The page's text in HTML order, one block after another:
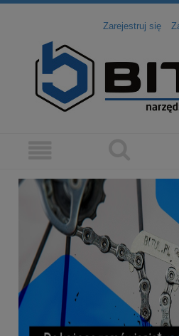
Zarejestruj się